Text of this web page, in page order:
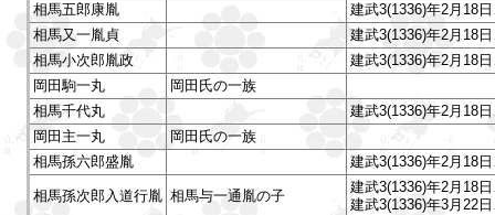
相馬五郎康胤
建武3(1336)年2月18
相馬又一胤貞
建武3(1336)年2月18
相馬小次郎胤政
建武3(1336)年2月18
岡田駒一丸
岡田氏の一族
相馬千代丸
建武3(1336)年2月18
岡田主一丸
岡田氏の一族
相馬孫六郎盛胤
建武3(1336)年2月18
相馬孫次郎入道行胤 相馬与一通胤の子
建武3(1336)年2月18
建武3(1336)年3月22